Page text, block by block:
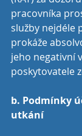
pracovníka
služby nejdéle
prokáže
jeho negativní
poskytovatele
b. Podmínky
utkání